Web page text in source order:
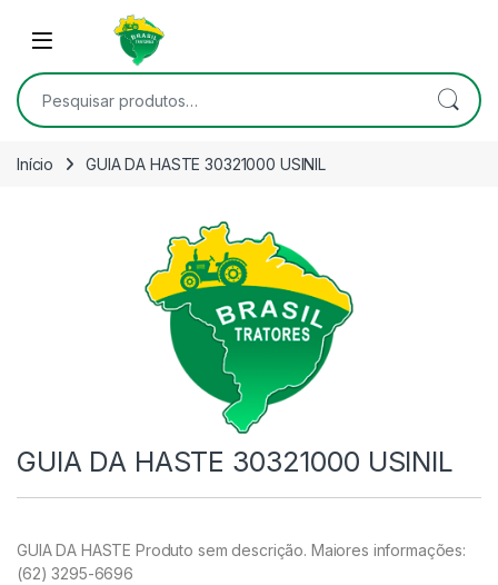
Skip to navigation
Open
Pesquisar por:
Início GUIA DA HASTE 30321000 USINIL
GUIA DA HASTE 30321000 USINIL
GUIA DA HASTE Produto sem descrição. Maiores informações:
(62) 3295-6696